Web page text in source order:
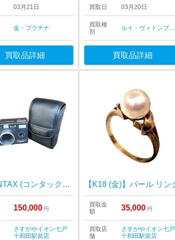
03月21日
金・プラチナ
買取品詳細
買取日 03月20日
買取種
別
ルイ・ヴィトンブランド品
買取品詳細
【CONTAX (コンタックス)】T3 カメラ
150,000 円
さすがやイオン七戸
十和田駅前店
【K18 (金)】パール リン
買取金
額
35,000 円
買取店
舗
さすがやイオン七戸
十和田駅前店